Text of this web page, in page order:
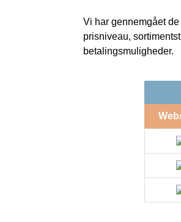
Vi har gennemgået
prisniveau,
betalingsmuligheder.